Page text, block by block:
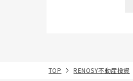
TOP RENOSY不動産投資